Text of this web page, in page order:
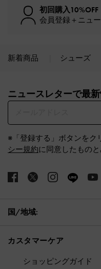
初回購入10%OFF
会員登録＋ニュ
新着商品 シューズ
ニュースレターで最
※「登録する」ボタンをク
シー規約に同意したものと
国/地域:
カスタマーケア
ショッピングガイド